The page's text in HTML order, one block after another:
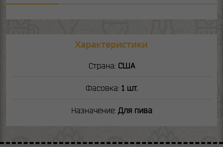
Характеристики
Страна: США
Фасовка: 1 шт.
Назначение: Для пива